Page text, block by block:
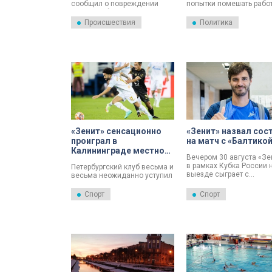
сообщил о повреждении
море. По информации
компании, это произошло из-
Происшествия
попытки помешать
Балтике в
Калининградской
коллегии. 6 февраля он
провёл в Нижнем
совещание по вопросам
безопасности морского и
речного судоходства.
Политика
«Зенит» сенсационно
проиграл в
Калининграде местной
Петербургский клуб весьма и
весьма неожиданно уступил
Спорт
«Зенит» назвал
на матч с
Вечером 30 августа
в рамках Кубка России
выезде сыграет с
«Балтикой». Свисток на
стадионе прозвучит в
Спорт